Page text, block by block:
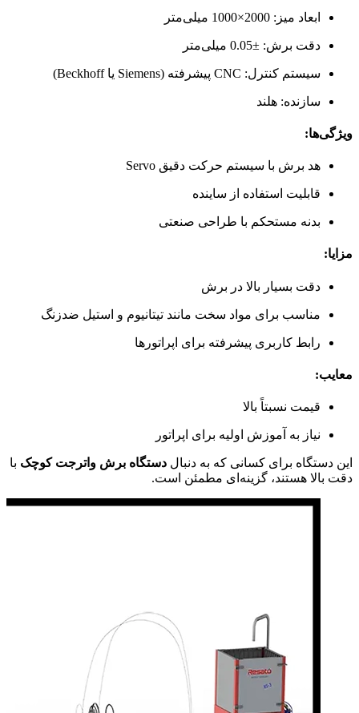
ابعاد میز: 2000×1000 میلی‌متر
دقت برش: ±0.05 میلی‌متر
سیستم کنترل: CNC پیشرفته (Siemens یا Beckhoff)
سازنده: هلند
ویژگی‌ها:
هد برش با سیستم حرکت دقیق Servo
قابلیت استفاده از ساینده
بدنه مستحکم با طراحی صنعتی
مزایا:
دقت بسیار بالا در برش
مناسب برای مواد سخت مانند تیتانیوم و استیل ضدزنگ
رابط کاربری پیشرفته برای اپراتورها
معایب:
قیمت نسبتاً بالا
نیاز به آموزش اولیه برای اپراتور
این دستگاه برای کسانی که به دنبال دستگاه برش واترجت کوچک با
دقت بالا هستند، گزینه‌ای مطمئن است.